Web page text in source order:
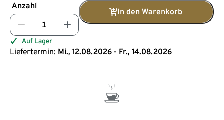
Anzahl
In den Warenkorb
Auf Lager
Liefertermin: Mi., 12.08.2026 - Fr., 14.08.2026